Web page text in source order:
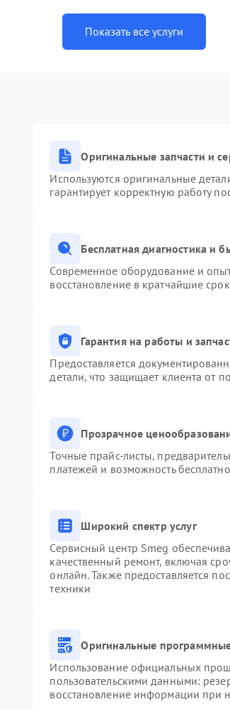
Показать все услуги
Оригинальные запчасти и
Используются оригинальные
гарантирует корректную работу
Бесплатная диагностика и
Современное оборудование и
восстановление в кратчайшие
Гарантия на работы и
Предоставляется
детали, что защищает клиента от
Прозрачное
Точные прайс-листы,
платежей и возможность
Широкий спектр услуг
Сервисный центр Smeg
качественный ремонт, включая
онлайн. Также предоставляется
техники
Оригинальные
Использование официальных
пользовательскими данными:
восстановление информации при